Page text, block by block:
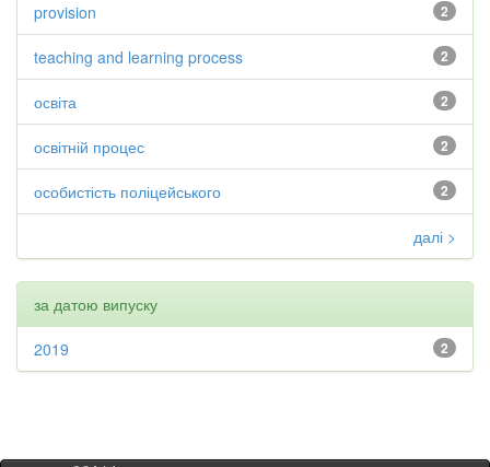
2
provision
2
teaching and learning process
2
освіта
2
освітній процес
2
особистість поліцейського
далі >
за датою випуску
2
2019